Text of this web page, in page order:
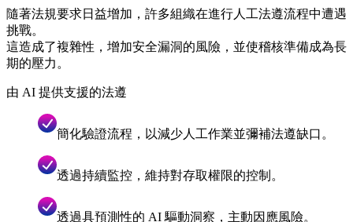
隨著法規要求日益增加，許多組織在進行人工法遵流程中遭遇
挑戰。
這造成了複雜性，增加安全漏洞的風險，並使稽核準備成為長
期的壓力。
由 AI 提供支援的法遵
簡化驗證流程，以減少人工作業並彌補法遵缺口。
透過持續監控，維持對存取權限的控制。
透過具預測性的 AI 驅動洞察，主動因應風險。